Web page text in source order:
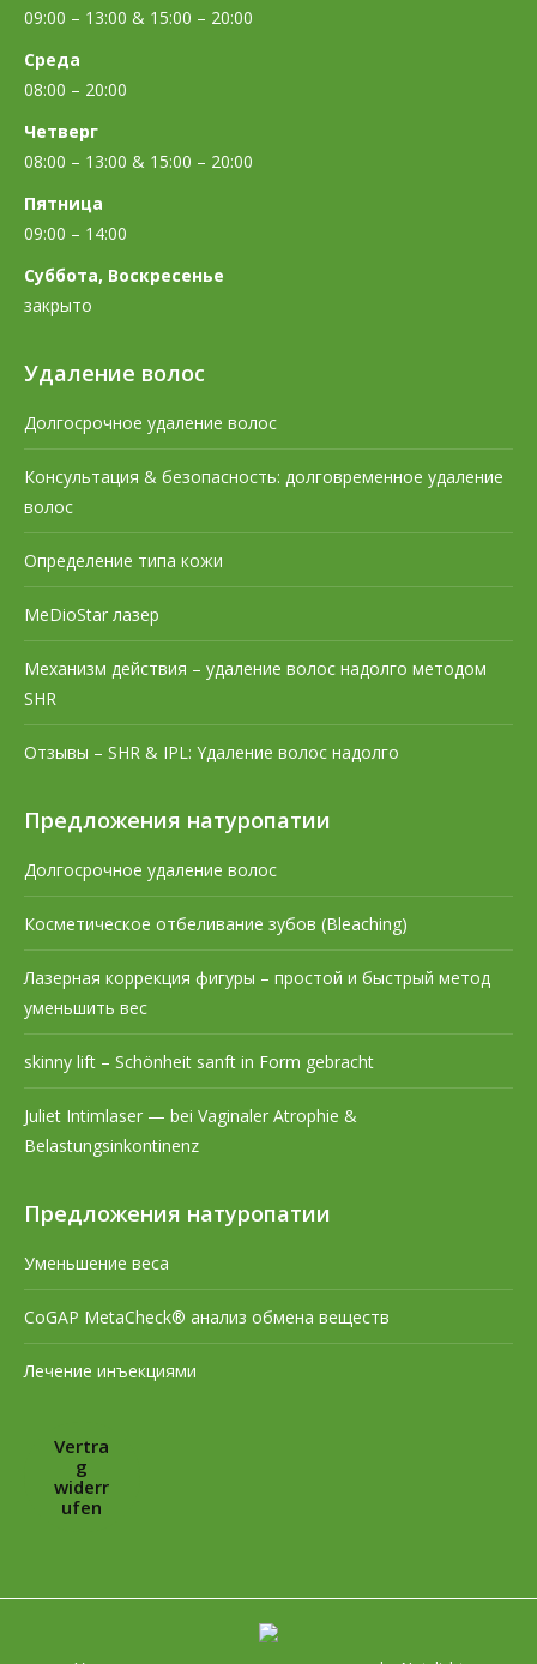
09:00 – 13:00 & 15:00 – 20:00
Среда
08:00 – 20:00
Четверг
08:00 – 13:00 & 15:00 – 20:00
Пятница
09:00 – 14:00
Суббота, Воскресенье
закрыто
Удаление волос
Долгосрочное удаление волос
Консультация & безопасность: долговременное удаление
волос
Определение типа кожи
MeDioStar лазер
Механизм действия – удаление волос надолго методом
SHR
Отзывы – SHR & IPL: Yдаление волос надолго
Предложения натуропатии
Долгосрочное удаление волос
Косметическое отбеливание зубов (Bleaching)
Лазерная коррекция фигуры – простой и быстрый метод
уменьшить вес
skinny lift – Schönheit sanft in Form gebracht
Juliet Intimlaser — bei Vaginaler Atrophie &
Belastungsinkontinenz
Предложения натуропатии
Уменьшение веса
CoGAP MetaCheck® анализ обмена веществ
Лечение инъекциями
Vertra
g
widerr
ufen